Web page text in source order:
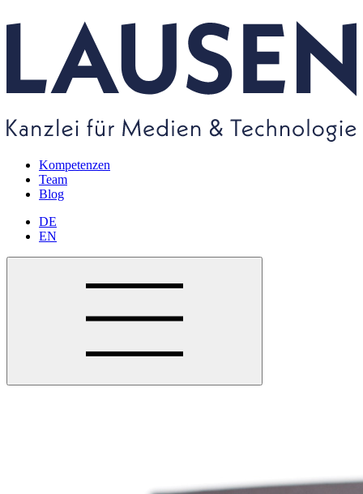
Kompetenzen
Team
Blog
DE
EN